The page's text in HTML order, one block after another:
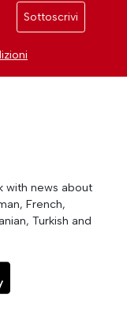
Sottoscrivi
with news about
French,
Turkish and